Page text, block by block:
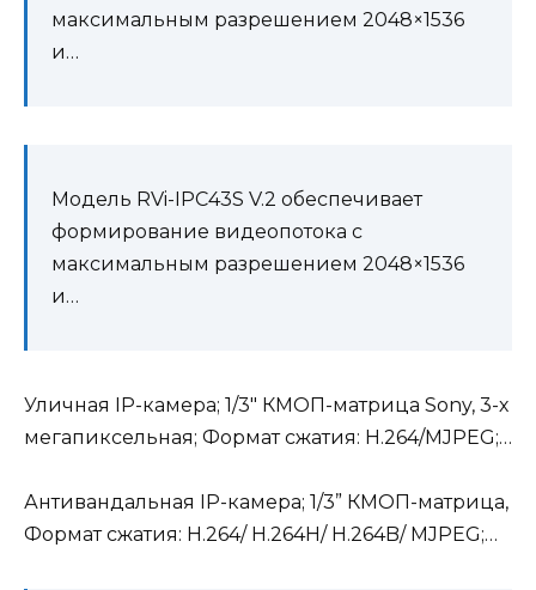
максимальным разрешением 2048×1536
и…
Модель RVi-IPC43S V.2 обеспечивает
формирование видеопотока с
максимальным разрешением 2048×1536
и…
Уличная IP-камера; 1/3″ КМОП-матрица Sony, 3-х
мегапиксельная; Формат сжатия: H.264/MJPEG;…
Антивандальная IP-камера; 1/3” КМОП-матрица,
Формат сжатия: H.264/ H.264H/ H.264B/ MJPEG;…